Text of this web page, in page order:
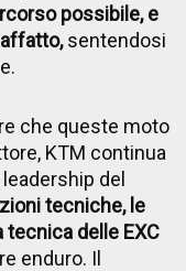
possibile, e
sentendosi
che queste moto
KTM continua
del
tecniche, le
delle EXC
enduro. Il